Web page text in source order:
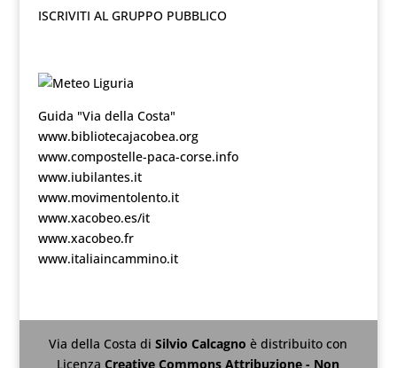
ISCRIVITI AL GRUPPO PUBBLICO
Guida "Via della Costa"
www.bibliotecajacobea.org
www.compostelle-paca-corse.info
www.iubilantes.it
www.movimentolento.it
www.xacobeo.es/it
www.xacobeo.fr
www.italiaincammino.it
Via della Costa diSilvio Calcagnoè distribuito con
LicenzaCreative Commons Attribuzione - Non